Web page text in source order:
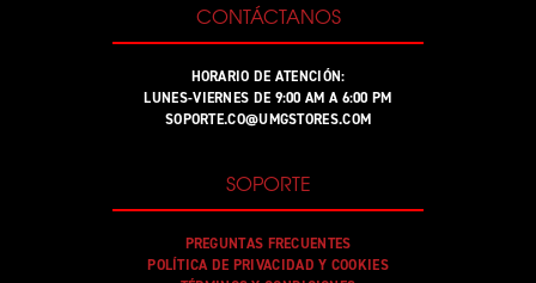
CONTÁCTANOS
HORARIO DE ATENCIÓN:
LUNES-VIERNES DE 9:00 AM A 6:00 PM
SOPORTE.CO@UMGSTORES.COM
SOPORTE
PREGUNTAS FRECUENTES
POLÍTICA DE PRIVACIDAD Y COOKIES